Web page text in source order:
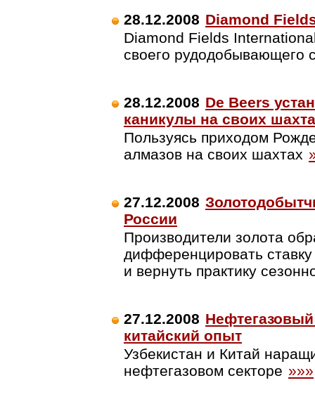
28.12.2008 Diamond
Diamond Fields
своего рудодобывающего
28.12.2008 De Beers
каникулы на своих
Пользуясь приходом
алмазов на своих шахтах
27.12.2008
России
Производители золота
дифференцировать
и вернуть практику
27.12.2008 Нефтегазовый
китайский опыт
Узбекистан и Китай
нефтегазовом секторе »»»